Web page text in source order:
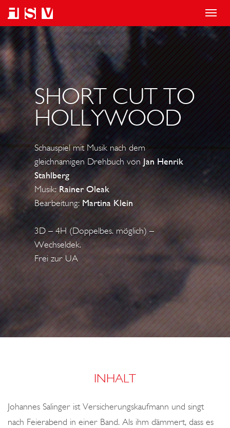
T
o
g
t
SHORT CUT TO
HOLLYWOOD
Schauspiel mit Musik nach dem
gleichnamigen Drehbuch von Jan Henrik
Stahlberg
Musik:Rainer Oleak
Bearbeitung: Martina Klein
3D – 4H (Doppelbes. möglich) –
Wechseldek.
Frei zur UA
INHALT
Johannes Salinger ist Versicherungskaufmann und singt
nach Feierabend in einer Band. Als ihm dämmert, dass es